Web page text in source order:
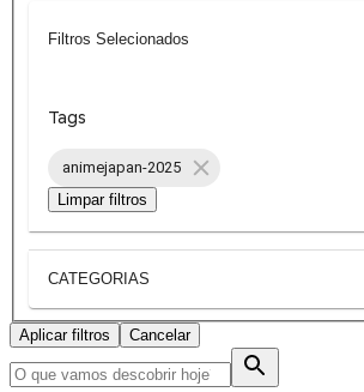
Filtros Selecionados
Tags
animejapan-2025
Limpar filtros
CATEGORIAS
Aplicar filtros Cancelar